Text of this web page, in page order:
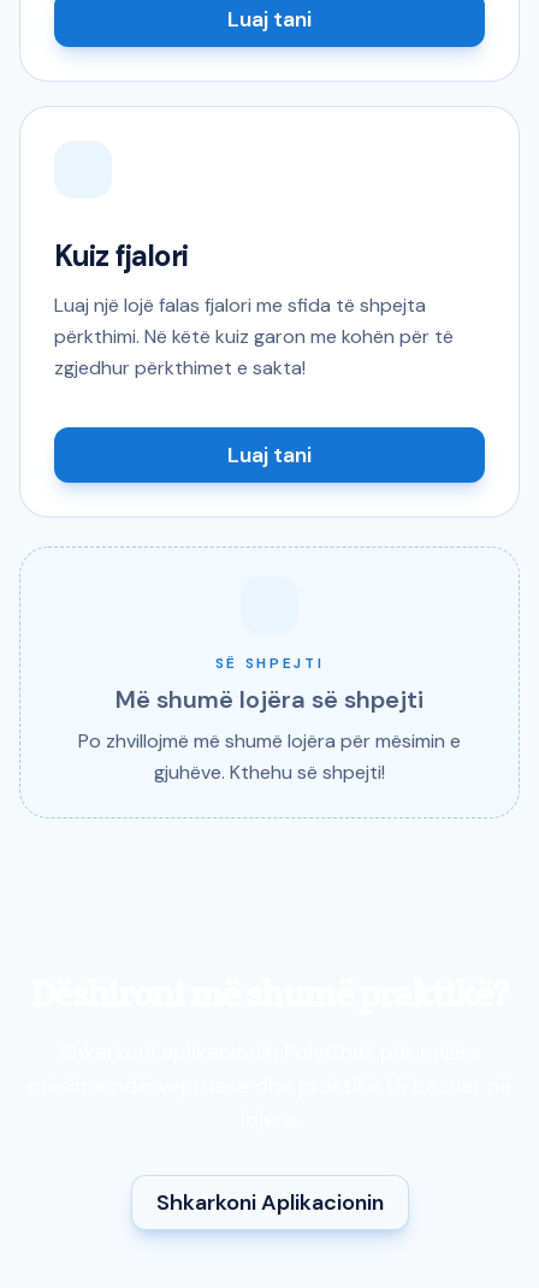
Luaj tani
Kuiz fjalori
Luaj një lojë falas fjalori me sfida të shpejta
përkthimi. Në këtë kuiz garon me kohën për të
zgjedhur përkthimet e sakta!
Luaj tani
SË SHPEJTI
Më shumë lojëra së shpejti
Po zhvillojmë më shumë lojëra për mësimin e
gjuhëve. Kthehu së shpejti!
Shkarkoni Aplikacionin